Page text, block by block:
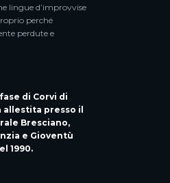
lingue d’improvvise
perché
perdute e
di Corvi di
allestita presso il
Bresciano,
e Gioventù
1990.